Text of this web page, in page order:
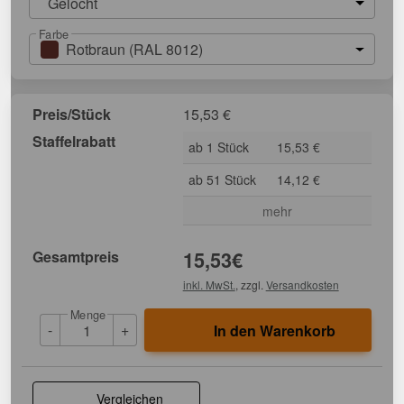
Farbe
Rotbraun (RAL 8012)
Preis/Stück 15,53 €
Staffelrabatt
ab 1 Stück
15,53 €
ab 51 Stück
14,12 €
mehr
Gesamtpreis 15,53€
inkl. MwSt. , zzgl. Versandkosten
-
Menge
+ In den Warenkorb
Vergleichen